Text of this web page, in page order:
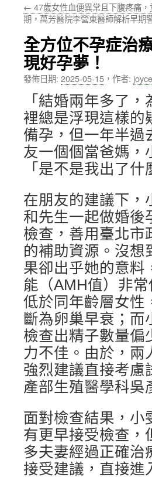
要
容
← 47歲女性血便異常且下腹疼痛
期，萬芳醫院李營東醫師解析早期
全方位不孕症治
現好孕夢！
發佈日期: 2025-05-15 ， 作者:
「結婚兩年多了
裡總是浮現這樣的
備孕，但一年半過
友一個個當爸媽，
「是不是我出了什
在朋友的建議下，
和先生一起做婚後
檢查，善用臺北市
的補助資源。沒想
果卻出乎她的意料
能（AMH值）非
低於同年齡層女性
斷為卵巢早衰；而
檢查出精子數量偏
力不佳。由於，兩
強烈建議直接考慮
產部生殖醫學科吳
面對檢查結果，小
有更早接受檢查，
多夫妻經過正確治
接受建議，直接進